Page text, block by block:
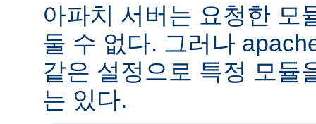
아파치 서버는 요청한 모
둘 수 없다. 그러나
같은 설정으로 특정 모듈
는 있다.